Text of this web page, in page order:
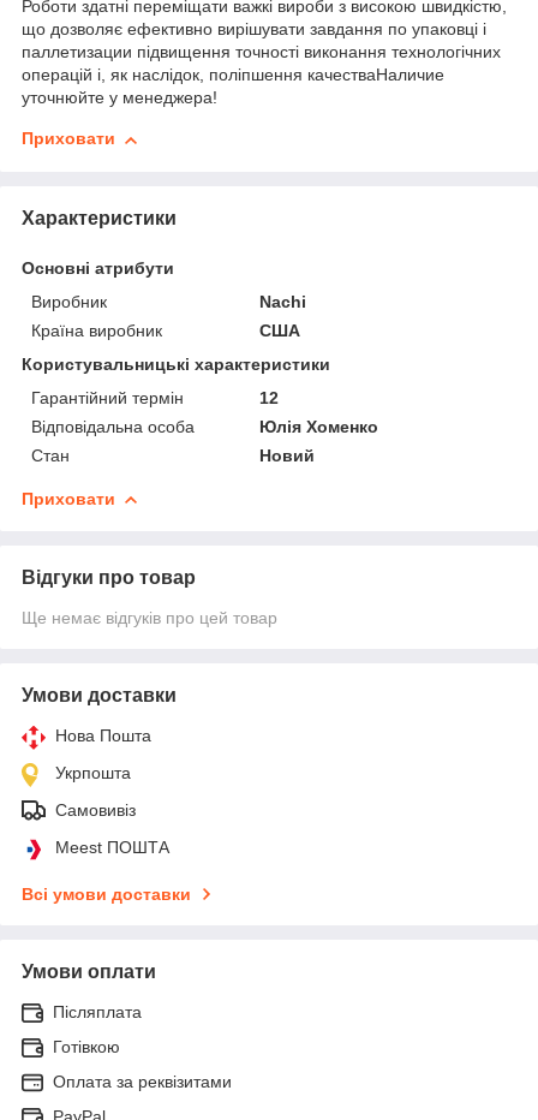
Роботи здатні переміщати важкі вироби з високою швидкістю,
що дозволяє ефективно вирішувати завдання по упаковці і
паллетизации підвищення точності виконання технологічних
операцій і, як наслідок, поліпшення качестваНаличие
уточнюйте у менеджера!
Приховати
Характеристики
Основні атрибути
Виробник
Nachi
Країна виробник
США
Користувальницькі характеристики
Гарантійний термін
12
Відповідальна особа
Юлія Хоменко
Стан
Новий
Приховати
Відгуки про товар
Ще немає відгуків про цей товар
Умови доставки
Нова Пошта
Укрпошта
Самовивіз
Meest ПОШТА
Всі умови доставки
Умови оплати
Післяплата
Готівкою
Оплата за реквізитами
PayPal